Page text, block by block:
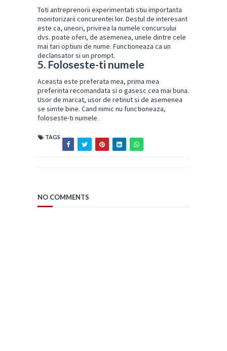
Toti antreprenorii experimentati stiu importanta
monitorizarii concurentei lor. Destul de interesant
este ca, uneori, privirea la numele concursului
dvs. poate oferi, de asemenea, unele dintre cele
mai tari optiuni de nume. Functioneaza ca un
declansator si un prompt.
5. Foloseste-ti numele
Aceasta este preferata mea, prima mea
preferinta recomandata si o gasesc cea mai buna.
Usor de marcat, usor de retinut si de asemenea
se simte bine. Cand nimic nu functioneaza,
foloseste-ti numele.
TAGS
NO COMMENTS